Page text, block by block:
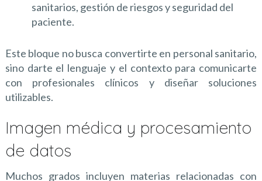
sanitarios, gestión de riesgos y seguridad del
paciente.
Este bloque no busca convertirte en personal sanitario,
sino darte el lenguaje y el contexto para comunicarte
con profesionales clínicos y diseñar soluciones
utilizables.
Imagen médica y procesamiento
de datos
Muchos grados incluyen materias relacionadas con